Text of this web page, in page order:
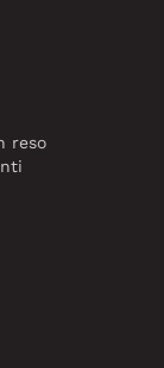
reso